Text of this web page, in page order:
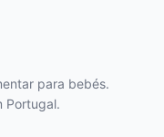
para bebés.
Portugal.